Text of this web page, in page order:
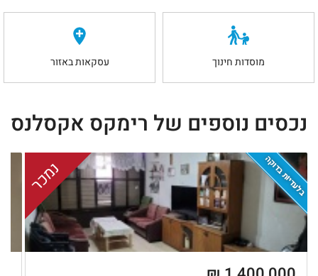
מוסדות חינוך עסקאות באזור
נכסים נוספים של רימקס אקסלנס
בלעדיות בדוקה נמכר